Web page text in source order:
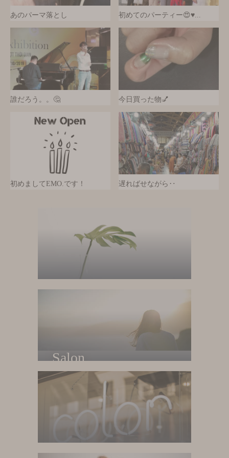
あのパーマ落とし 初めてのパーティー😍♥...
誰だろう。。🤔 今日買った物💅
初めましてEMO.です！ 遅ればせながら‥
Salon
Về salon